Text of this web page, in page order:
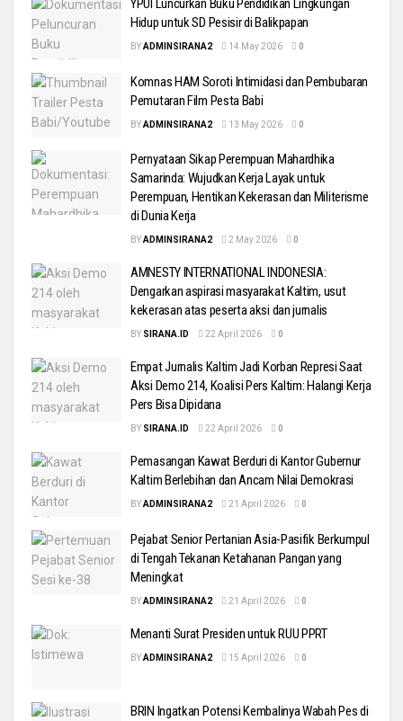
YPUI Luncurkan Buku Pendidikan Lingkungan
Hidup untuk SD Pesisir di Balikpapan
BYADMINSIRANA2 14 May 2026 0
Komnas HAM Soroti Intimidasi dan Pembubaran
Pemutaran Film Pesta Babi
BYADMINSIRANA2 13 May 2026 0
Pernyataan Sikap Perempuan Mahardhika
Samarinda: Wujudkan Kerja Layak untuk
Perempuan, Hentikan Kekerasan dan Militerisme
di Dunia Kerja
BYADMINSIRANA2 2 May 2026 0
AMNESTY INTERNATIONAL INDONESIA:
Dengarkan aspirasi masyarakat Kaltim, usut
kekerasan atas peserta aksi dan jurnalis
BY SIRANA.ID 22 April 2026 0
Empat Jurnalis Kaltim Jadi Korban Represi Saat
Aksi Demo 214, Koalisi Pers Kaltim: Halangi Kerja
Pers Bisa Dipidana
BY SIRANA.ID 22 April 2026 0
Pemasangan Kawat Berduri di Kantor Gubernur
Kaltim Berlebihan dan Ancam Nilai Demokrasi
BYADMINSIRANA2 21 April 2026 0
Pejabat Senior Pertanian Asia-Pasifik Berkumpul
di Tengah Tekanan Ketahanan Pangan yang
Meningkat
BYADMINSIRANA2 21 April 2026 0
Menanti Surat Presiden untuk RUU PPRT
BYADMINSIRANA2 15 April 2026 0
BRIN Ingatkan Potensi Kembalinya Wabah Pes di